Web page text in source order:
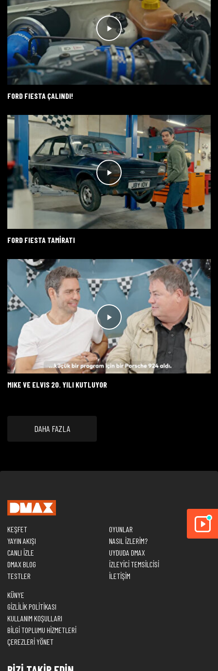
FORD FIESTA ÇALINDI!
FORD FIESTA TAMİRATI
MIKE VE ELVIS 20. YILI KUTLUYOR
DAHA FAZLA
KEŞFET
YAYIN AKIŞI
CANLI İZLE
DMAX BLOG
TESTLER
OYUNLAR
NASIL İZLERİM?
UYDUDA DMAX
İZLEYİCİ TEMSİLCİSİ
İLETİŞİM
KÜNYE
GİZLİLİK POLİTİKASI
KULLANIM KOŞULLARI
BİLGİ TOPLUMU HİZMETLERİ
ÇEREZLERİ YÖNET